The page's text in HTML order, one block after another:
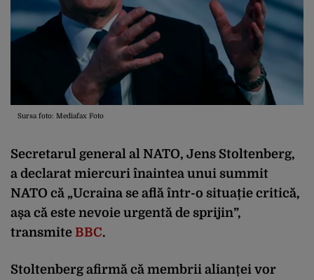
Sursa foto: Mediafax Foto
Secretarul general al NATO, Jens Stoltenberg,
a declarat miercuri înaintea unui summit
NATO că „Ucraina se află într-o situație critică,
așa că este nevoie urgentă de sprijin”,
transmite BBC.
Stoltenberg afirmă că membrii alianței vor